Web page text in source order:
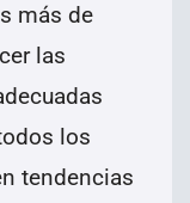
más de
las
los
tendencias